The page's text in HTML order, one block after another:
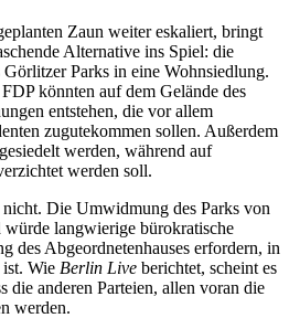
Zaun weiter eskaliert, bringt
Alternative ins Spiel: die
Parks in eine Wohnsiedlung.
könnten auf dem Gelände des
entstehen, die vor allem
zugutekommen sollen. Außerdem
werden, während auf
werden soll.
Die Umwidmung des Parks von
langwierige bürokratische
des Abgeordnetenhauses erfordern, in
Wie Berlin Live berichtet, scheint es
die anderen Parteien, allen voran die
werden.